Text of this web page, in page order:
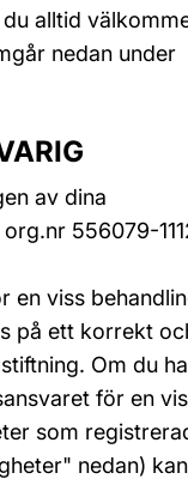
alltid
nedan under
av dina
556079-
en viss
på ett korrekt
Om du
för en
som
nedan)